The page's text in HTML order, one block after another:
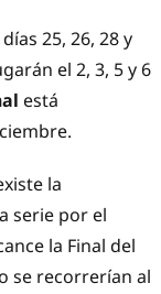
25, 26, 28 y
el 2, 3, 5 y 6
está
la
serie por el
la Final del
se recorrerían al